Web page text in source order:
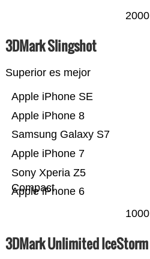
2000
3DMark Slingshot
Superior es mejor
Apple iPhone 6
Sony Xperia Z5
Compact
Apple iPhone 7
Samsung Galaxy S7
Apple iPhone 8
Apple iPhone SE
1000
3DMark Unlimited IceStorm